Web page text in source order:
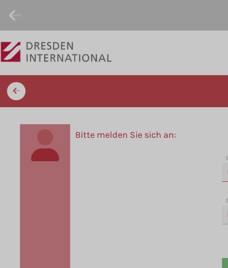
Bitte melden Sie sich an: